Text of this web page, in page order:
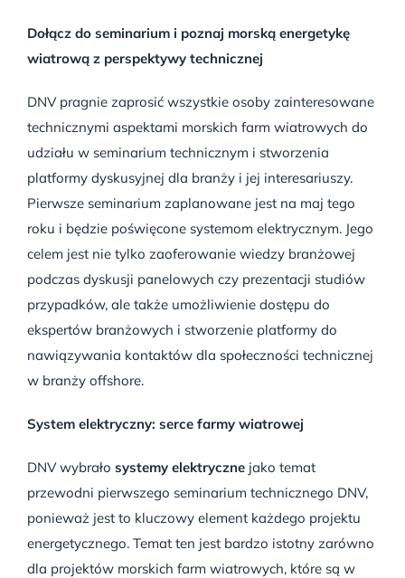
Dołącz do seminarium i poznaj morską energetykę
wiatrową z perspektywy technicznej
DNV pragnie zaprosić wszystkie osoby zainteresowane
technicznymi aspektami morskich farm wiatrowych do
udziału w seminarium technicznym i stworzenia
platformy dyskusyjnej dla branży i jej interesariuszy.
Pierwsze seminarium zaplanowane jest na maj tego
roku i będzie poświęcone systemom elektrycznym. Jego
celem jest nie tylko zaoferowanie wiedzy branżowej
podczas dyskusji panelowych czy prezentacji studiów
przypadków, ale także umożliwienie dostępu do
ekspertów branżowych i stworzenie platformy do
nawiązywania kontaktów dla społeczności technicznej
w branży offshore.
System elektryczny: serce farmy wiatrowej
DNV wybrało systemy elektryczne jako temat
przewodni pierwszego seminarium technicznego DNV,
ponieważ jest to kluczowy element każdego projektu
energetycznego. Temat ten jest bardzo istotny zarówno
dla projektów morskich farm wiatrowych, które są w